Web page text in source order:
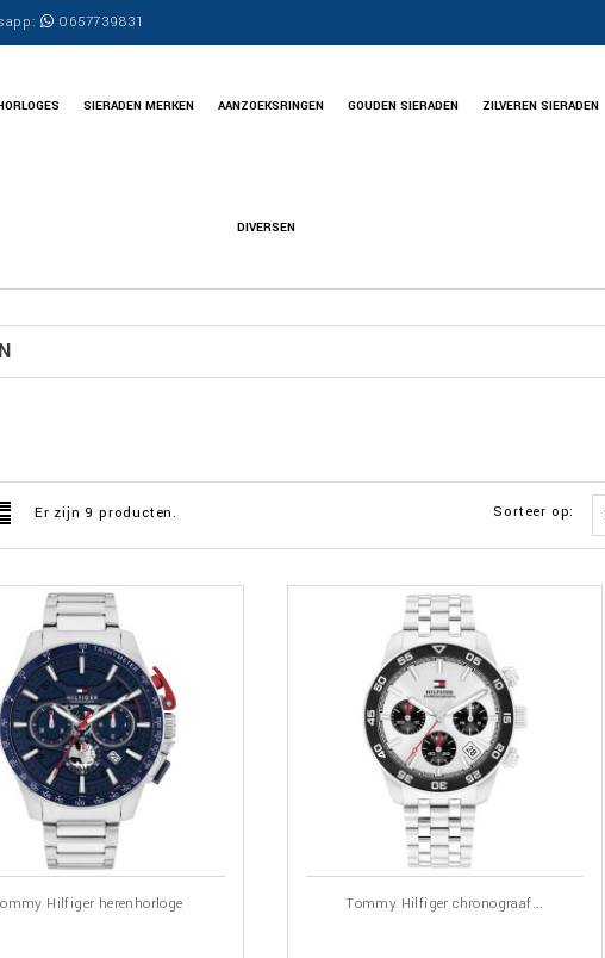
0657739831
SIERADEN MERKEN AANZOEKSRINGEN GOUDEN SIERADEN ZILVEREN SIERADEN
DIVERSEN
Er zijn 9 producten. Sorteer op:
Hilfiger herenhorloge Tommy Hilfiger chronograaf...